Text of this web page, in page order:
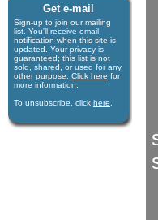
Get e-mail
Sign-up to join our mail­ing
list. You'll receive e­mail
notification when this site is
updated. Your privacy is
guaran­teed; this list is not
sold, shared, or used for any
other purpose. Click here for
more infor­mation.
To unsubscribe, click here